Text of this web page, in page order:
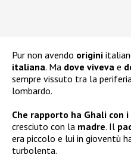
Pur non avendo origini
italiana. Ma dove viveva e
sempre vissuto tra la
lombardo.
Che rapporto ha Ghali con
cresciuto con la madre. Il
era piccolo e lui in gioventù
turbolenta.